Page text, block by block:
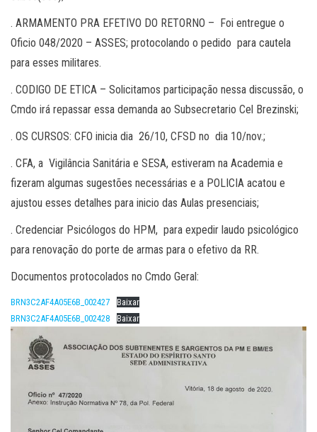
. ARMAMENTO PRA EFETIVO DO RETORNO – Foi entregue o
Oficio 048/2020 – ASSES; protocolando o pedido para cautela
para esses militares.
. CODIGO DE ETICA – Solicitamos participação nessa discussão, o
Cmdo irá repassar essa demanda ao Subsecretario Cel Brezinski;
. OS CURSOS: CFO inicia dia 26/10, CFSD no dia 10/nov.;
. CFA, a Vigilância Sanitária e SESA, estiveram na Academia e
fizeram algumas sugestões necessárias e a POLICIA acatou e
ajustou esses detalhes para inicio das Aulas presenciais;
. Credenciar Psicólogos do HPM, para expedir laudo psicológico
para renovação do porte de armas para o efetivo da RR.
Documentos protocolados no Cmdo Geral:
BRN3C2AF4A05E6B_002427
Baixar
BRN3C2AF4A05E6B_002428
Baixar